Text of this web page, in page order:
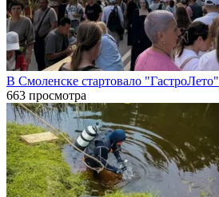
В Смоленске стартовало "ГастроЛето"
663 просмотра